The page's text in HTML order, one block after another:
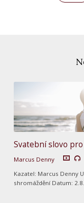
Svatební slovo pro
Marcus Denny
Kazatel: Marcus Denny
shromáždění Datum: